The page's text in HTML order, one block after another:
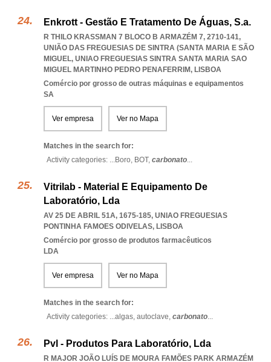
Enkrott - Gestão E Tratamento De Águas, S.a.
R THILO KRASSMAN 7 BLOCO B ARMAZÉM 7, 2710-141,
UNIÃO DAS FREGUESIAS DE SINTRA (SANTA MARIA E SÃO
MIGUEL, UNIAO FREGUESIAS SINTRA SANTA MARIA SAO
MIGUEL MARTINHO PEDRO PENAFERRIM, LISBOA
Comércio por grosso de outras máquinas e equipamentos
SA
Ver empresa Ver no Mapa
Matches in the search for:
Activity categories: ...Boro, BOT, carbonato...
Vitrilab - Material E Equipamento De
Laboratório, Lda
AV 25 DE ABRIL 51A, 1675-185, UNIAO FREGUESIAS
PONTINHA FAMOES ODIVELAS, LISBOA
Comércio por grosso de produtos farmacêuticos
LDA
Ver empresa Ver no Mapa
Matches in the search for:
Activity categories: ...algas, autoclave, carbonato...
Pvl - Produtos Para Laboratório, Lda
R MAJOR JOÃO LUÍS DE MOURA FAMÕES PARK ARMAZÉM